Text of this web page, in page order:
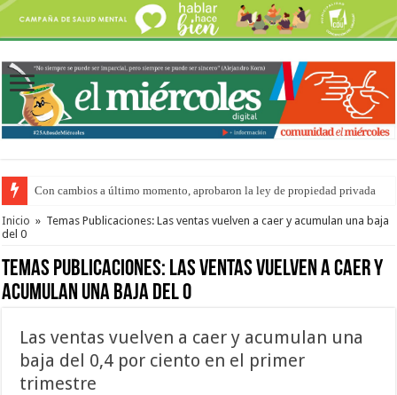
Con cambios a último momento, aprobaron la ley de propiedad privada
Adopción en Entre Ríos: el 35% de los 90 niños, niñas y adolescentes que
Inicio » Temas Publicaciones: Las ventas vuelven a caer y acumulan una baja
del 0
Temas Publicaciones: Las ventas vuelven a caer y
acumulan una baja del 0
Las ventas vuelven a caer y acumulan una
baja del 0,4 por ciento en el primer
trimestre